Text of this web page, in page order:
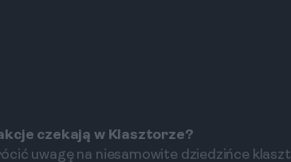
czekają w Klasztorze?
uwagę na niesamowite dziedzińce